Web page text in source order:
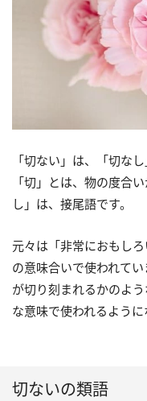
「切ない」は、「切な
「切」とは、物の度合
し」は、接尾語です。
元々は「非常におもし
の意味合いで使われて
が切り刻まれるかのよ
な意味で使われるように
切ないの類語